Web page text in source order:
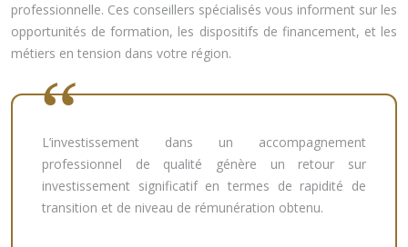
professionnelle. Ces conseillers spécialisés vous informent sur les
opportunités de formation, les dispositifs de financement, et les
métiers en tension dans votre région.
L’investissement dans un accompagnement
professionnel de qualité génère un retour sur
investissement significatif en termes de rapidité de
transition et de niveau de rémunération obtenu.